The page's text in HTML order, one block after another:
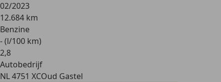
02/2023
12.684 km
Benzine
- (l/100 km)
2,8
Autobedrijf
NL 4751 XCOud Gastel